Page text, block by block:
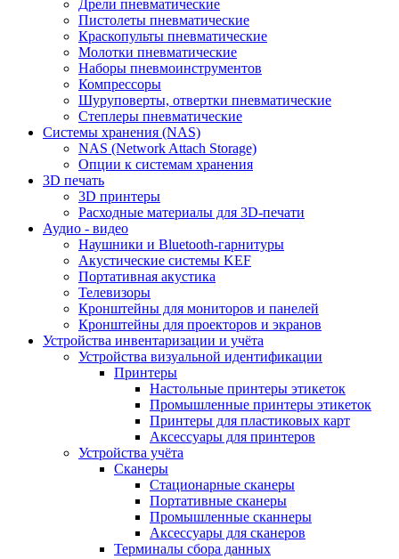
Дрели пневматические
Пистолеты пневматические
Краскопульты пневматические
Молотки пневматические
Наборы пневмоинструментов
Компрессоры
Шуруповерты, отвертки пневматические
Степлеры пневматические
Cистемы хранения (NAS)
NAS (Network Attach Storage)
Опции к системам хранения
3D печать
3D принтеры
Расходные материалы для 3D-печати
Аудио - видео
Наушники и Bluetooth-гарнитуры
Акустические системы KEF
Портативная акустика
Телевизоры
Кронштейны для мониторов и панелей
Кронштейны для проекторов и экранов
Устройства инвентаризации и учёта
Устройства визуальной идентификации
Принтеры
Настольные принтеры этикеток
Промышленные принтеры этикеток
Принтеры для пластиковых карт
Аксессуары для принтеров
Устройства учёта
Сканеры
Стационарные сканеры
Портативные сканеры
Промышленные сканнеры
Аксессуары для сканеров
Терминалы сбора данных